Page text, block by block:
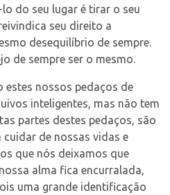
do seu lugar é tirar o seu
seu direito a
desequilíbrio de sempre.
de sempre ser o mesmo.
estes nossos pedaços de
inteligentes, mas não tem
partes destes pedaços, são
cuidar de nossas vidas e
que nós deixamos que
alma fica encurralada,
uma grande identificação